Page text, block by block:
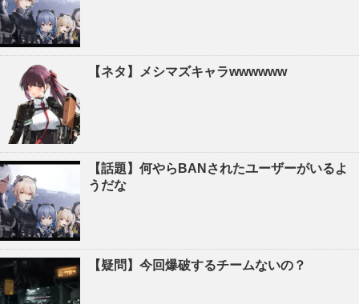
【ネタ】メシマズキャラwwwwww
【話題】何やらBANされたユーザーがいるよ
うだな
【疑問】今回爆破するチームないの？